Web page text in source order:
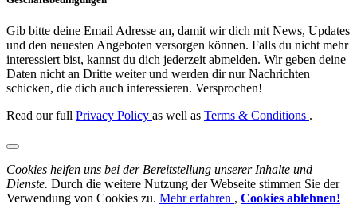
Gib bitte deine Email Adresse an, damit wir dich mit News, Updates
und den neuesten Angeboten versorgen können. Falls du nicht mehr
interessiert bist, kannst du dich jederzeit abmelden. Wir geben deine
Daten nicht an Dritte weiter und werden dir nur Nachrichten
schicken, die dich auch interessieren. Versprochen!
Read our full Privacy Policy as well as Terms & Conditions .
Cookies helfen uns bei der Bereitstellung unserer Inhalte und
Dienste. Durch die weitere Nutzung der Webseite stimmen Sie der
Verwendung von Cookies zu. Mehr erfahren , Cookies ablehnen!